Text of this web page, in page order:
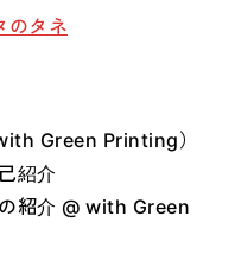
のタネ
Green Printing）
紹介
紹介 @ with Green